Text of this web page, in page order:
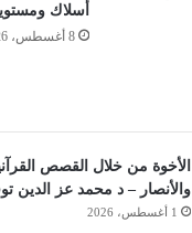
أسلاك
8 أغسطس، 2026
الأخوة من خلال القصص
والأنصار – د محمد عز الدين
1 أغسطس، 2026